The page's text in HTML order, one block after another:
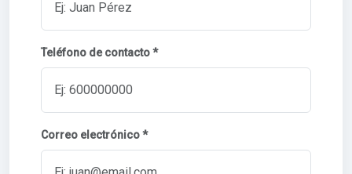
Teléfono de contacto *
Correo electrónico *